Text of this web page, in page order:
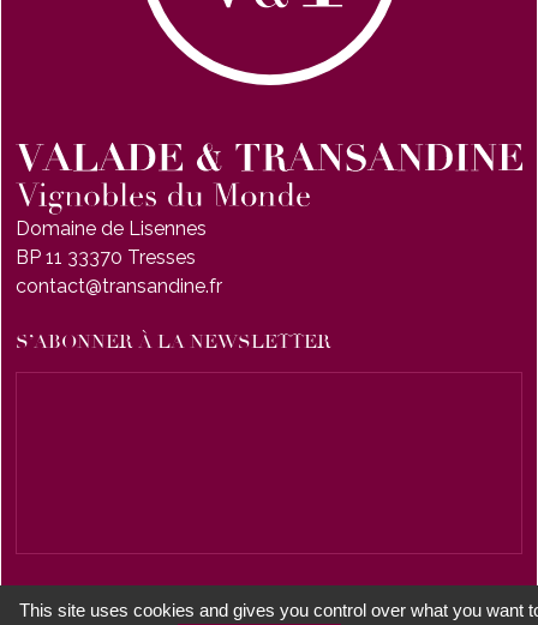
Domaine de Lisennes
BP 11 33370 Tresses
contact@transandine.fr
S’ABONNER À LA NEWSLETTER
This site uses cookies and gives you control over what you want